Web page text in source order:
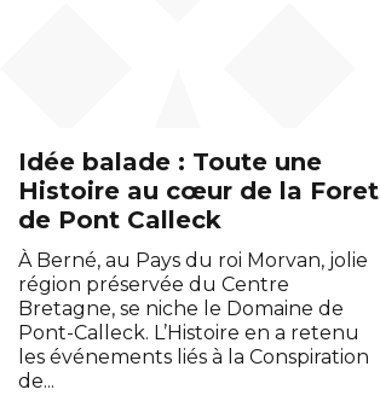
Idée balade : Toute une
Histoire au cœur de la Foret
de Pont Calleck
À Berné, au Pays du roi Morvan, jolie
région préservée du Centre
Bretagne, se niche le Domaine de
Pont-Calleck. L’Histoire en a retenu
les événements liés à la Conspiration
de...